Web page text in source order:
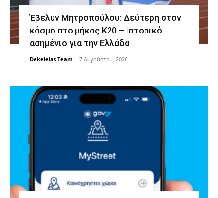
Έβελυν Μητροπούλου: Δεύτερη στον
κόσμο στο μήκος Κ20 – Ιστορικό
ασημένιο για την Ελλάδα
Dekeleias Team - 7 Αυγούστου, 2026